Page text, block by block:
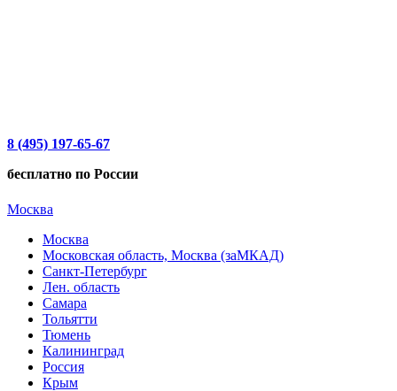
8 (495) 197-65-67
бесплатно по России
Москва
Москва
Московская область, Москва (заМКАД)
Санкт-Петербург
Лен. область
Самара
Тольятти
Тюмень
Калининград
Россия
Крым